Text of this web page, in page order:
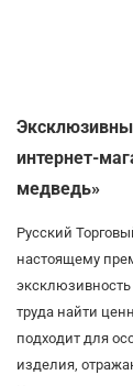
интернет-
медведь»
Русский
настоящему
эксклюзивность
труда найти
подходит для
изделия,